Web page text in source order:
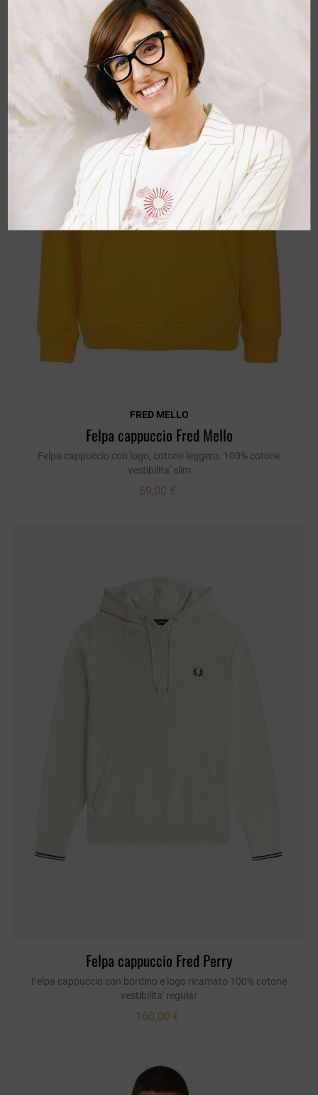
FRED MELLO
Felpa cappuccio Fred Mello
Felpa cappuccio con logo, cotone leggero. 100% cotone
vestibilita' slim
69,00 €
Felpa cappuccio Fred Perry
Felpa cappuccio con bordino e logo ricamato 100% cotone
vestibilita' regular
160,00 €